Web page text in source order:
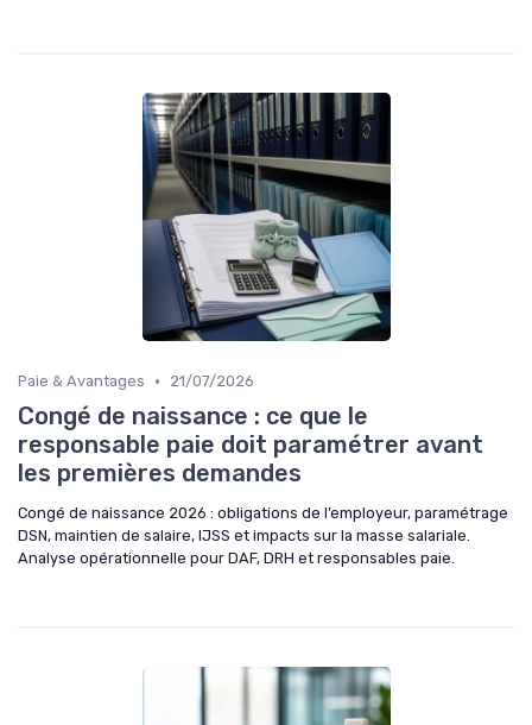
Paie & Avantages • 21/07/2026
Congé de naissance : ce que le
responsable paie doit paramétrer avant
les premières demandes
Congé de naissance 2026 : obligations de l’employeur, paramétrage
DSN, maintien de salaire, IJSS et impacts sur la masse salariale.
Analyse opérationnelle pour DAF, DRH et responsables paie.